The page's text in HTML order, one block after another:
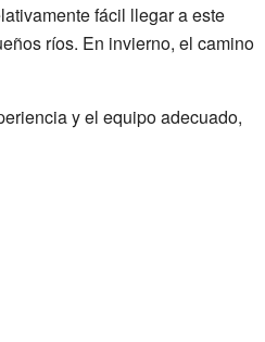
fácil llegar a este
ríos. En invierno, el camino
y el equipo adecuado,